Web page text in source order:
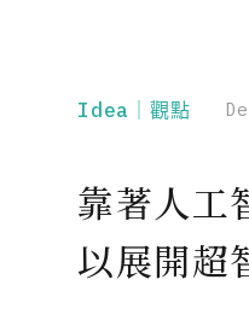
Idea｜觀點
靠著人工
以展開超